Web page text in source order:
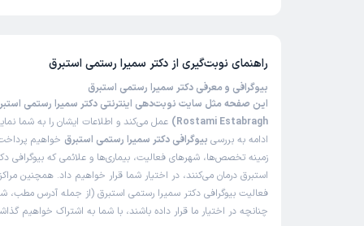
راهنمای نوبت‌گیری از دکتر سمیرا رستمی استبرق
بیوگرافی و معرفی دکتر سمیرا رستمی استبرق
Rostami Estabragh)
عمل می‌کند و اطلاعات ایشان را به شما
ادامه به بررسی بیوگرافی دکتر سمیرا رستمی استبرق خواهیم پرداخت
زمینه تخصص‌ها، شهرهای فعالیت، بیماری‌ها و علائمی که بیوگرافی
استبرق درمان می‌کنند، در اختیار شما قرار خواهیم داد. همچنین
فعالیت بیوگرافی دکتر سمیرا رستمی استبرق (از جمله آدرس مطب،
چنانچه در اختیار ما قرار داده باشند، با شما به اشتراک خواهیم